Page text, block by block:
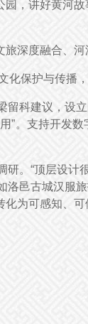
，讲好黄河
深度融合、
保护与传播
科建议，设
。支持开发
。“顶层设
邑古城汉服
为可感知、可